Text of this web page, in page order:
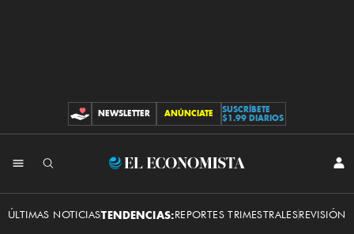
CONTRIBUCIONES
NEWSLETTER ANÚNCIATE
SUSCRÍBETE
$1.99 DIARIOS
El
Economista
ÚLTIMAS NOTICIASTENDENCIAS:REPORTES TRIMESTRALESREVISIÓN